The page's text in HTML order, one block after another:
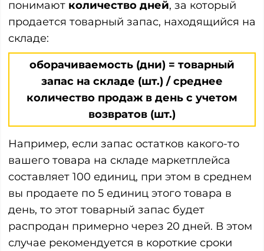
понимают количество дней, за который
продается товарный запас, находящийся на
складе:
оборачиваемость (дни) = товарный
запас на складе (шт.) / среднее
количество продаж в день с учетом
возвратов (шт.)
Например, если запас остатков какого-то
вашего товара на складе маркетплейса
составляет 100 единиц, при этом в среднем
вы продаете по 5 единиц этого товара в
день, то этот товарный запас будет
распродан примерно через 20 дней. В этом
случае рекомендуется в короткие сроки